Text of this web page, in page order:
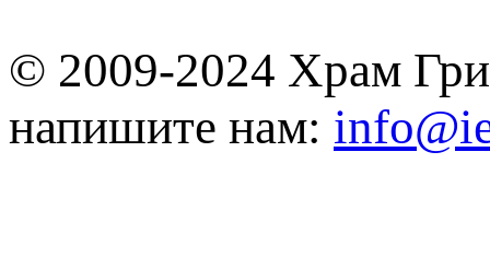
© 2009-2024 Храм
напишите нам: